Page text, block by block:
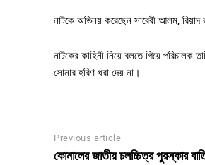
নাটকে অভিনয় করেছেন সাবেরী আলম, রিয়াদ
নাটকের কাহিনী নিয়ে বলতে গিয়ে পরিচালক
সোনার হরিণ ধরা দেয় না।
Previous article
কোনালের জাতীয় চলচ্চিত্র পুরস্কার